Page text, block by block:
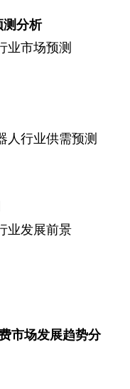
测分析
业市场预测
人行业供需预测
业发展前景
市场发展趋势分